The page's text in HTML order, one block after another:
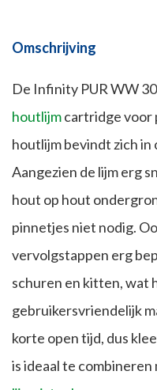
Omschrijving
De Infinity PUR WW
houtlijmcartridge voor
houtlijm bevindt zich in
Aangezien de lijm erg
hout op hout
pinnetjes niet nodig.
vervolgstappen erg
schuren en kitten, wat
gebruikersvriendelijk
korte open tijd, dus
is ideaal te combineren